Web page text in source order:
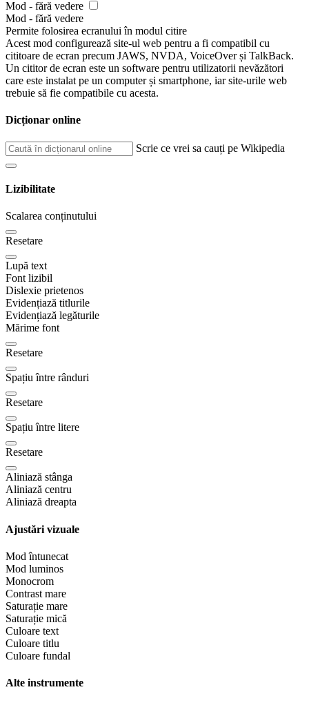
Mod - fără vedere
Mod - fără vedere
Permite folosirea ecranului în modul citire
Acest mod configurează site-ul web pentru a fi compatibil cu
cititoare de ecran precum JAWS, NVDA, VoiceOver și TalkBack.
Un cititor de ecran este un software pentru utilizatorii nevăzători
care este instalat pe un computer și smartphone, iar site-urile web
trebuie să fie compatibile cu acesta.
Dicționar online
Scrie ce vrei sa cauți pe Wikipedia
Lizibilitate
Scalarea conținutului
Resetare
Lupă text
Font lizibil
Dislexie prietenos
Evidențiază titlurile
Evidențiază legăturile
Mărime font
Resetare
Spațiu între rânduri
Resetare
Spațiu între litere
Resetare
Aliniază stânga
Aliniază centru
Aliniază dreapta
Ajustări vizuale
Mod întunecat
Mod luminos
Monocrom
Contrast mare
Saturație mare
Saturație mică
Culoare text
Culoare titlu
Culoare fundal
Alte instrumente